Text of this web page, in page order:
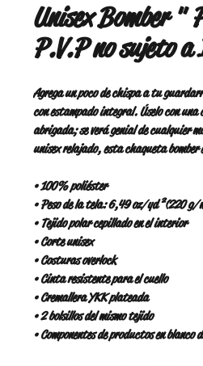
Unisex Bomber
P.V.P no sujeto
Agrega un poco de chispa a tu
con estampado integral. Úselo con
abrigada; se verá genial de cualquier
unisex relajado, esta chaqueta bomber
• 100% poliéster
• Peso de la tela: 6,49 oz/yd² (220 g/
• Tejido polar cepillado en el interior
• Corte unisex
• Costuras overlock
• Cinta resistente para el cuello
• Cremallera YKK plateada
• 2 bolsillos del mismo tejido
• Componentes de productos en blanco